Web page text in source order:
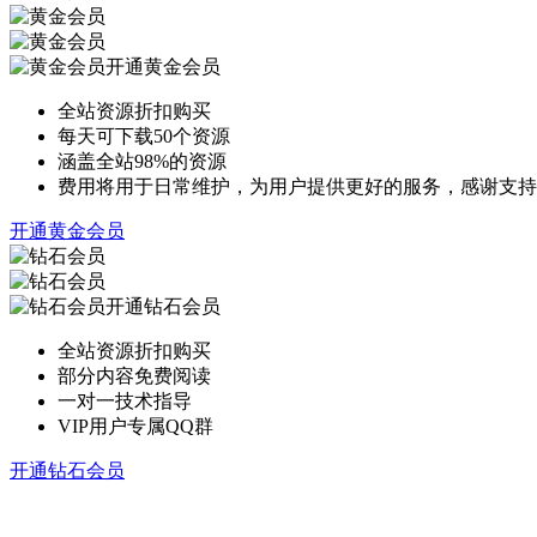
开通黄金会员
全站资源折扣购买
每天可下载50个资源
涵盖全站98%的资源
费用将用于日常维护，为用户提供更好的服务，感谢支持
开通黄金会员
开通钻石会员
全站资源折扣购买
部分内容免费阅读
一对一技术指导
VIP用户专属QQ群
开通钻石会员